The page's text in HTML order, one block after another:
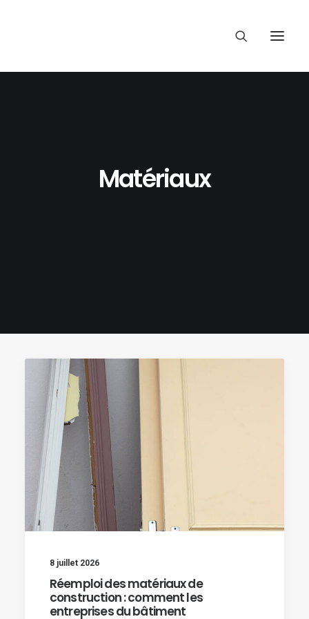
Matériaux
8 juillet 2026
Réemploi des matériaux de
construction : comment les
entreprises du bâtiment